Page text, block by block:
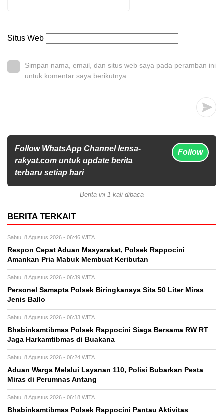
Situs Web
Simpan nama, email, dan situs web saya pada peramban ini
untuk komentar saya berikutnya.
Follow WhatsApp Channel lensa-
rakyat.com untuk update berita
terbaru setiap hari
Follow
Berita ini 1 kali dibaca
BERITA TERKAIT
Sabtu, 8 Agustus 2026 - 06:46 WITA
Respon Cepat Aduan Masyarakat, Polsek Rappocini
Amankan Pria Mabuk Membuat Keributan
Sabtu, 8 Agustus 2026 - 06:39 WITA
Personel Samapta Polsek Biringkanaya Sita 50 Liter Miras
Jenis Ballo
Sabtu, 8 Agustus 2026 - 06:33 WITA
Bhabinkamtibmas Polsek Rappocini Siaga Bersama RW RT
Jaga Harkamtibmas di Buakana
Sabtu, 8 Agustus 2026 - 06:24 WITA
Aduan Warga Melalui Layanan 110, Polisi Bubarkan Pesta
Miras di Perumnas Antang
Sabtu, 8 Agustus 2026 - 06:18 WITA
Bhabinkamtibmas Polsek Rappocini Pantau Aktivitas